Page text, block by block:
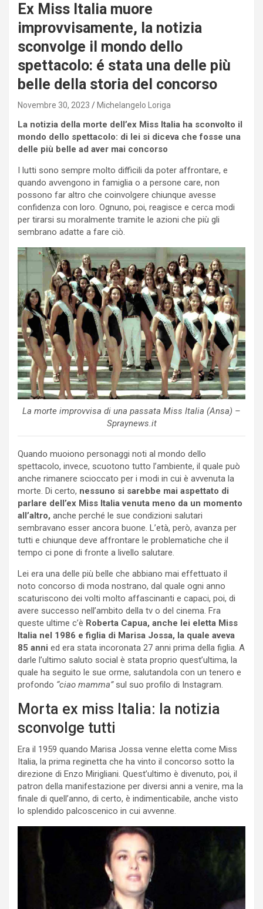
Ex Miss Italia muore
improvvisamente, la notizia
sconvolge il mondo dello
spettacolo: é stata una delle più
belle della storia del concorso
Novembre 30, 2023 Michelangelo Loriga
La notizia della morte dell’ex Miss Italia ha sconvolto il
mondo dello spettacolo: di lei si diceva che fosse una
delle più belle ad aver mai concorso
I lutti sono sempre molto difficili da poter affrontare, e
quando avvengono in famiglia o a persone care, non
possono far altro che coinvolgere chiunque avesse
confidenza con loro. Ognuno, poi, reagisce e cerca modi
per tirarsi su moralmente tramite le azioni che più gli
sembrano adatte a fare ciò.
La morte improvvisa di una passata Miss Italia (Ansa) –
Spraynews.it
Quando muoiono personaggi noti al mondo dello
spettacolo, invece, scuotono tutto l’ambiente, il quale può
anche rimanere scioccato per i modi in cui è avvenuta la
morte. Di certo, nessuno si sarebbe mai aspettato di
parlare dell’ex Miss Italia venuta meno da un momento
all’altro, anche perché le sue condizioni salutari
sembravano esser ancora buone. L’età, però, avanza per
tutti e chiunque deve affrontare le problematiche che il
tempo ci pone di fronte a livello salutare.
Lei era una delle più belle che abbiano mai effettuato il
noto concorso di moda nostrano, dal quale ogni anno
scaturiscono dei volti molto affascinanti e capaci, poi, di
avere successo nell’ambito della tv o del cinema. Fra
queste ultime c’è Roberta Capua, anche lei eletta Miss
Italia nel 1986 e figlia di Marisa Jossa, la quale aveva
85 anni ed era stata incoronata 27 anni prima della figlia. A
darle l’ultimo saluto social è stata proprio quest’ultima, la
quale ha seguito le sue orme, salutandola con un tenero e
profondo “ciao mamma”sul suo profilo di Instagram.
Morta ex miss Italia: la notizia
sconvolge tutti
Era il 1959 quando Marisa Jossa venne eletta come Miss
Italia, la prima reginetta che ha vinto il concorso sotto la
direzione di Enzo Mirigliani. Quest’ultimo è divenuto, poi, il
patron della manifestazione per diversi anni a venire, ma la
finale di quell’anno, di certo, è indimenticabile, anche visto
lo splendido palcoscenico in cui avvenne.